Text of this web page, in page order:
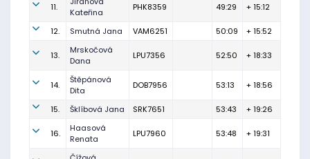
11.
Kateřina
PHK8359 49:29 + 15:12
12. Smutná Jana VAM6251 50:09 + 15:52
13.
Mrskočová
Dana
LPU7356 52:50 + 18:33
14.
Štěpánová
Dita
DOB7956 53:13 + 18:56
15. Šklíbová Jana SRK7651 53:43 + 19:26
16.
Haasová
Renata
LPU7960 53:48 + 19:31